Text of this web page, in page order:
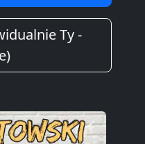
Ty -